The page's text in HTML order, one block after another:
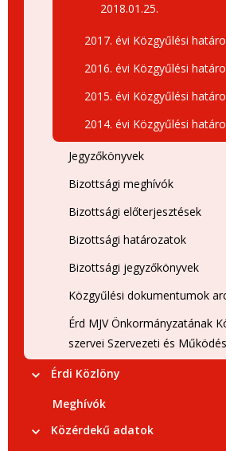
2018.01.25.
2017. évi Közgyűlési
2016. évi Közgyűlési
2015. évi Közgyűlési
2014. évi Közgyűlési
Jegyzőkönyvek
Bizottsági meghívók
Bizottsági előterjesztések
Bizottsági határozatok
Bizottsági jegyzőkönyvek
Közgyűlési dokumentumok
Érd MJV Önkormányzatának
szervei Szervezeti és
Érdi Közlöny
Meghívók
Közérdekű adatok